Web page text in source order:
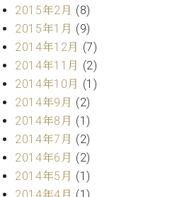
工
房
ブ
ロ
グ
ク
セ
ス
お
問
い
2015年2月 (8)
2015年1月 (9)
2014年12月 (7)
2014年11月 (2)
2014年10月 (1)
2014年9月 (2)
2014年8月 (1)
2014年7月 (2)
2014年6月 (2)
2014年5月 (1)